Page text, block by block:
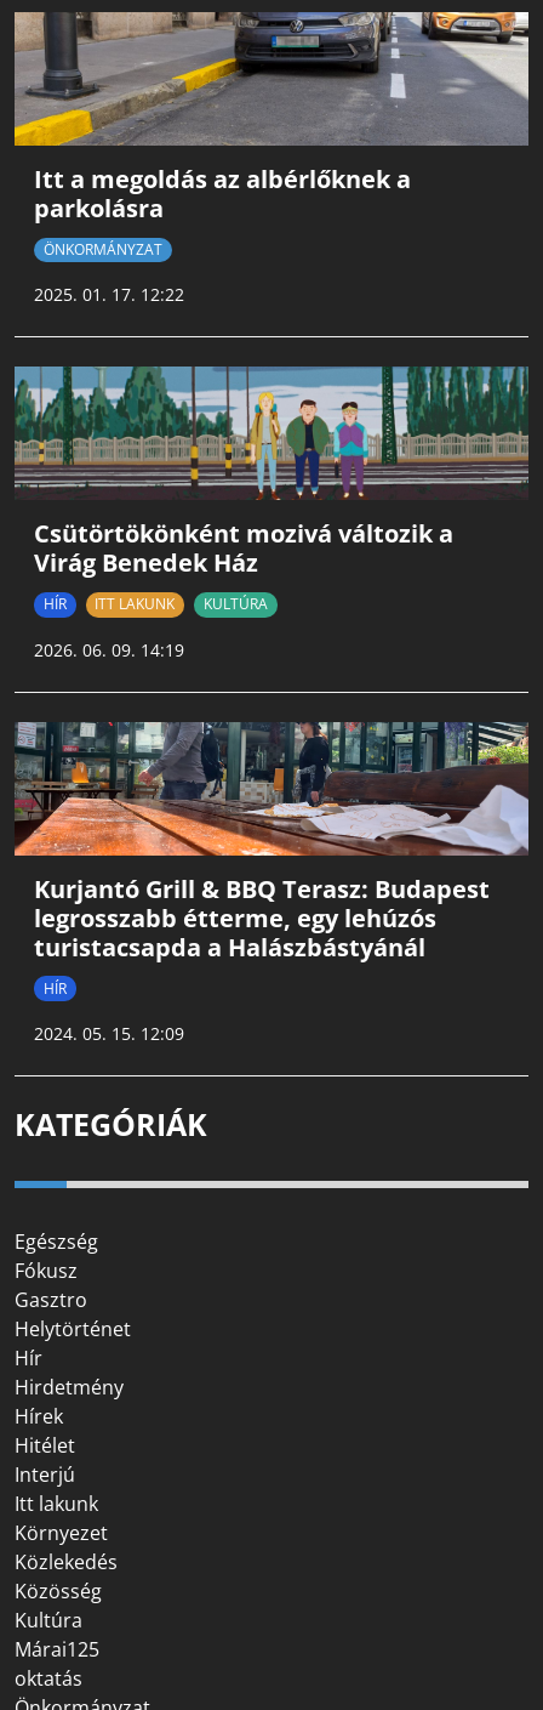
Itt a megoldás az albérlőknek a
parkolásra
ÖNKORMÁNYZAT
2025. 01. 17. 12:22
Csütörtökönként mozivá változik a
Virág Benedek Ház
HÍR ITT LAKUNK KULTÚRA
2026. 06. 09. 14:19
Kurjantó Grill & BBQ Terasz: Budapest
legrosszabb étterme, egy lehúzós
turistacsapda a Halászbástyánál
HÍR
2024. 05. 15. 12:09
KATEGÓRIÁK
Egészség
Fókusz
Gasztro
Helytörténet
Hír
Hirdetmény
Hírek
Hitélet
Interjú
Itt lakunk
Környezet
Közlekedés
Közösség
Kultúra
Márai125
oktatás